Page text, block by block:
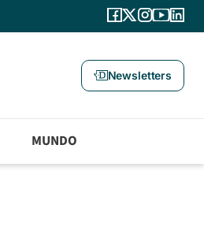
Newsletters
MUNDO